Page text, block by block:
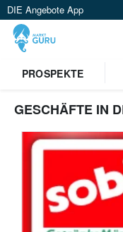
DIE Angebote App
PROSPEKTE
GESCHÄFTE IN